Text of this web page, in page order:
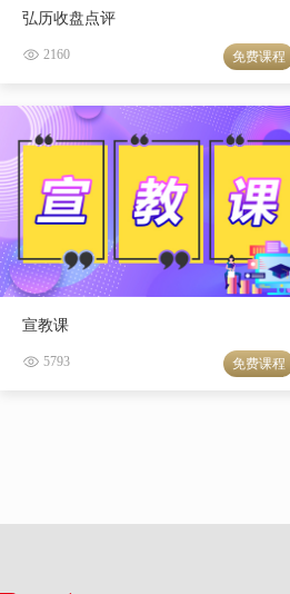
弘历收盘点评
2160 免费课程
宣教课
5793 免费课程